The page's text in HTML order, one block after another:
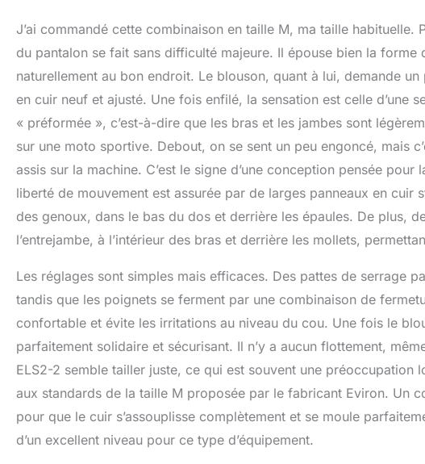
J’ai commandé cette combinaison en taille M, ma taille habituelle.
du pantalon se fait sans difficulté majeure. Il épouse bien la
naturellement au bon endroit. Le blouson, quant à lui, demande
en cuir neuf et ajusté. Une fois enfilé, la sensation est celle d’une
« préformée », c’est-à-dire que les bras et les jambes sont
sur une moto sportive. Debout, on se sent un peu engoncé, mais
assis sur la machine. C’est le signe d’une conception pensée
liberté de mouvement est assurée par de larges panneaux en
des genoux, dans le bas du dos et derrière les épaules. De plus,
l’entrejambe, à l’intérieur des bras et derrière les mollets,
Les réglages sont simples mais efficaces. Des pattes de serrage
tandis que les poignets se ferment par une combinaison de
confortable et évite les irritations au niveau du cou. Une fois le
parfaitement solidaire et sécurisant. Il n’y a aucun flottement,
ELS2-2 semble tailler juste, ce qui est souvent une préoccupation
aux standards de la taille M proposée par le fabricant Eviron. Un
pour que le cuir s’assouplisse complètement et se moule
d’un excellent niveau pour ce type d’équipement.